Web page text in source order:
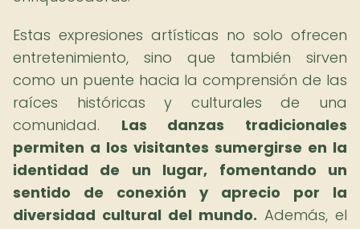
Estas expresiones artísticas no solo ofrecen
entretenimiento, sino que también sirven
como un puente hacia la comprensión de las
raíces históricas y culturales de una
comunidad. Las danzas tradicionales
permiten a los visitantes sumergirse en la
identidad de un lugar, fomentando un
sentido de conexión y aprecio por la
diversidad cultural del mundo. Además, el